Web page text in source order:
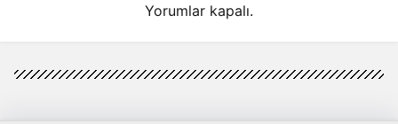
Yorumlar kapalı.